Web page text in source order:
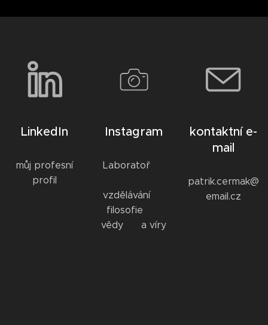
LinkedIn
můj profesní
profil
Instagram
Laboratoř 🌍
vzdělávání 🎓
filosofie 📖
vědy 💡 a víry
kontaktní e-
mail
patrik.cermak@
email.cz